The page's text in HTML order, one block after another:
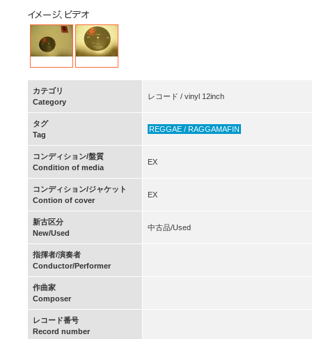
カテゴリ
Category
レコード / vinyl 12inch
タグ
Tag
REGGAE / RAGGAMAFIN
コンディション/盤質
Condition of media
EX
コンディション/ジャケット
Contion of cover
EX
新古区分
New/Used
中古品/Used
指揮者/演奏者
Conductor/Performer
作曲家
Composer
レコード番号
Record number